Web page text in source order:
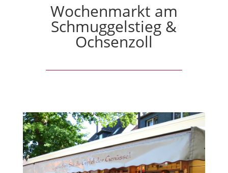
Wochenmarkt am
Schmuggelstieg &
Ochsenzoll